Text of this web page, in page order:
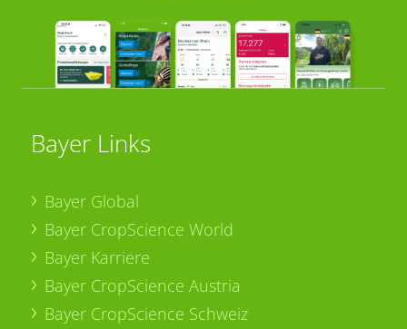
Bayer Links
Bayer Global
Bayer CropScience World
Bayer Karriere
Bayer CropScience Austria
Bayer CropScience Schweiz